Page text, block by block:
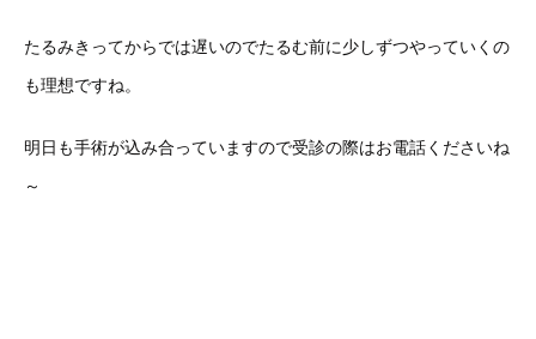
たるみきってからでは遅いのでたるむ前に少しずつやっていくの
も理想ですね。
明日も手術が込み合っていますので受診の際はお電話くださいね
～